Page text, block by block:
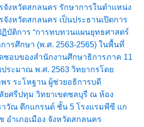
จังหวัดสกลนคร รักษาการในตำแหน่ง
จังหวัดสกลนคร เป็นประธานเปิดการ
ฏิบัติการ “การทบทวนแผนยุทธศาสตร์
ารศึกษา (พ.ศ. 2563-2565) ในพื้นที่
ชอบของสำนักงานศึกษาธิการภาค 11
ประมาณ พ.ศ. 2563 วิทยากรโดย
พร ระโหฐาน ผู้ช่วยอธิการบดี
ยศรีปทุม วิทยาเขตชลบุรี ณ ห้อง
าวัณ ตึกแกรนด์ ชั้น 5 โรงแรมพีซี แก
อำเภอเมือง จังหวัดสกลนคร